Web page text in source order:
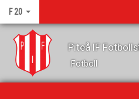
F 20
Piteå IF
Fotboll